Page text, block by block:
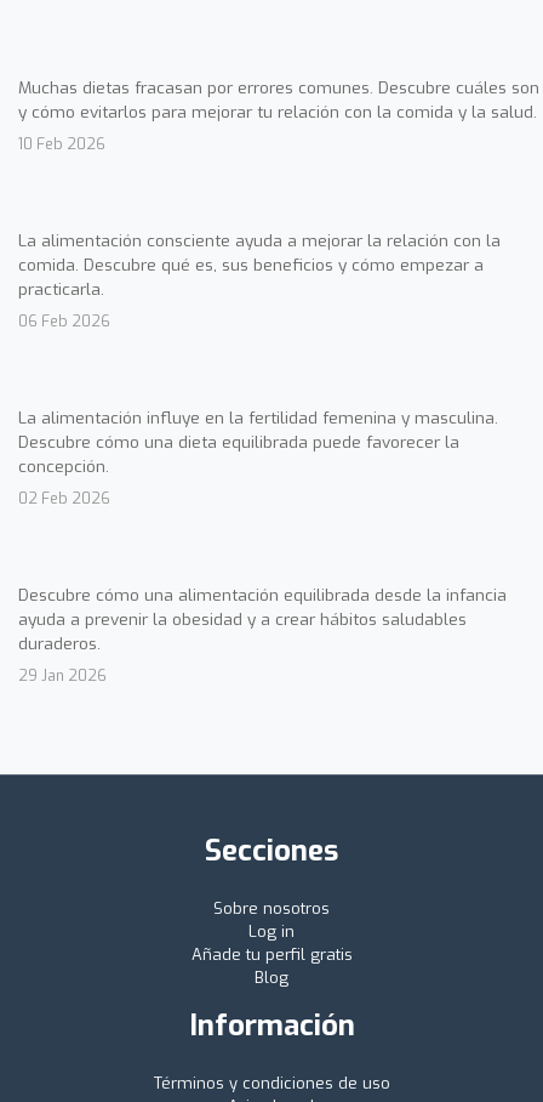
Muchas dietas fracasan por errores comunes. Descubre cuáles son
y cómo evitarlos para mejorar tu relación con la comida y la salud.
10 Feb 2026
La alimentación consciente ayuda a mejorar la relación con la
comida. Descubre qué es, sus beneficios y cómo empezar a
practicarla.
06 Feb 2026
La alimentación influye en la fertilidad femenina y masculina.
Descubre cómo una dieta equilibrada puede favorecer la
concepción.
02 Feb 2026
Descubre cómo una alimentación equilibrada desde la infancia
ayuda a prevenir la obesidad y a crear hábitos saludables
duraderos.
29 Jan 2026
Secciones
Sobre nosotros
Log in
Añade tu perfil gratis
Blog
Información
Términos y condiciones de uso